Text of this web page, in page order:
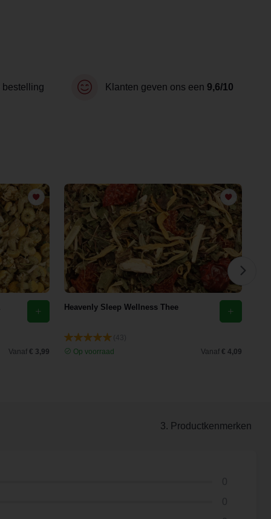
bestelling Klanten geven ons een 9,6/10
Vanaf € 3,99
Heavenly Sleep Wellness Thee
Op voorraad
Vanaf € 4,09
3. Productkenmerken